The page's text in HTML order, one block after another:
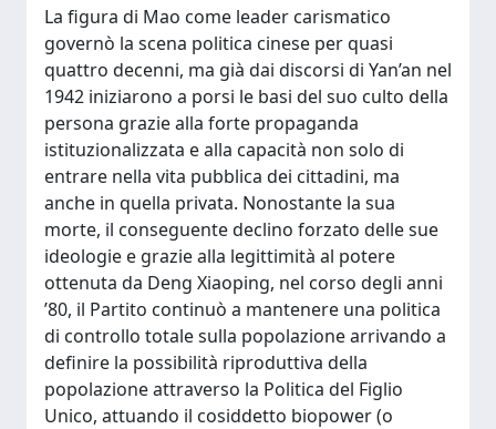
La figura di Mao come leader carismatico
governò la scena politica cinese per quasi
quattro decenni, ma già dai discorsi di Yan’an nel
1942 iniziarono a porsi le basi del suo culto della
persona grazie alla forte propaganda
istituzionalizzata e alla capacità non solo di
entrare nella vita pubblica dei cittadini, ma
anche in quella privata. Nonostante la sua
morte, il conseguente declino forzato delle sue
ideologie e grazie alla legittimità al potere
ottenuta da Deng Xiaoping, nel corso degli anni
’80, il Partito continuò a mantenere una politica
di controllo totale sulla popolazione arrivando a
definire la possibilità riproduttiva della
popolazione attraverso la Politica del Figlio
Unico, attuando il cosiddetto biopower (o